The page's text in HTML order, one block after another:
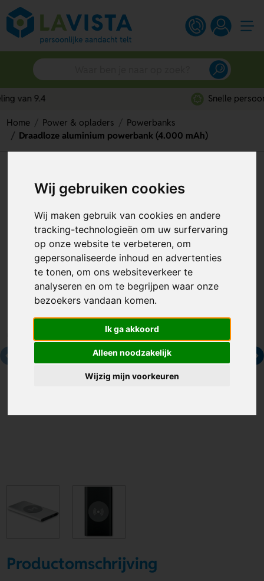
Wij gebruiken cookies
Wij maken gebruik van cookies en andere
tracking-technologieën om uw surfervaring
op onze website te verbeteren, om
gepersonaliseerde inhoud en advertenties
te tonen, om ons websiteverkeer te
analyseren en om te begrijpen waar onze
bezoekers vandaan komen.
Ik ga akkoord
Alleen noodzakelijk
Wijzig mijn voorkeuren
Snelle persoonlijke service
Home Power & opladers
Powerbanks
Draadloze aluminium powerbank (4.000 mAh)
powerbank (4.000 mAh)
Artikelnummer: 246788
Productomschrijving